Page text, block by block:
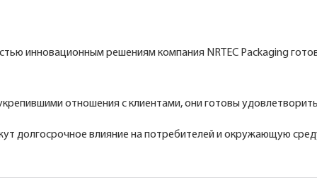
инновационным решениям компания NRTEC Packaging
отношения с клиентами, они готовы
долгосрочное влияние на потребителей и окружающую